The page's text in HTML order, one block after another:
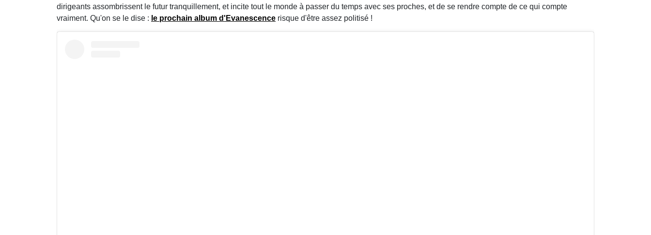
dirigeants assombrissent le futur tranquillement, et incite tout le monde à passer du temps avec ses proches, et de se rendre compte de ce qui compte
vraiment. Qu'on se le dise : le prochain album d'Evanescence risque d'être assez politisé !